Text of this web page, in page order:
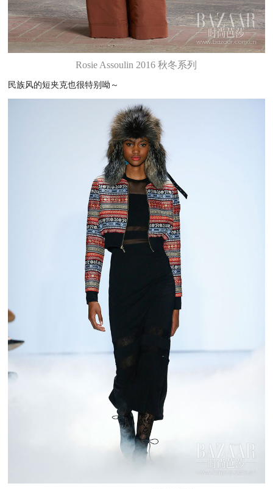
Rosie Assoulin 2016 秋冬系列
民族风的短夹克也很特别呦～